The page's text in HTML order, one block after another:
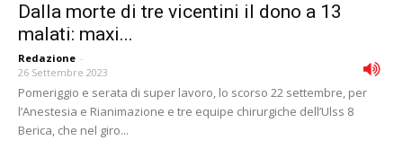
Dalla morte di tre vicentini il dono a 13
malati: maxi...
Redazione -
26 Settembre 2023
Pomeriggio e serata di super lavoro, lo scorso 22 settembre, per
l’Anestesia e Rianimazione e tre equipe chirurgiche dell’Ulss 8
Berica, che nel giro...